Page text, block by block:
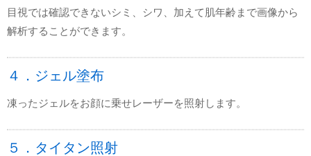
目視では確認できないシミ、シワ、加えて肌年齢まで画像から
解析することができます。
４．ジェル塗布
凍ったジェルをお顔に乗せレーザーを照射します。
５．タイタン照射